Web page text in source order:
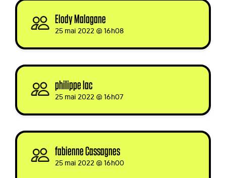
Elody Malagane
25 mai 2022 @ 16h08
philippe lac
25 mai 2022 @ 16h07
fabienne Cassagnes
25 mai 2022 @ 16h00